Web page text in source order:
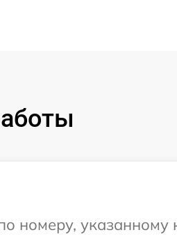
номеру, указанному